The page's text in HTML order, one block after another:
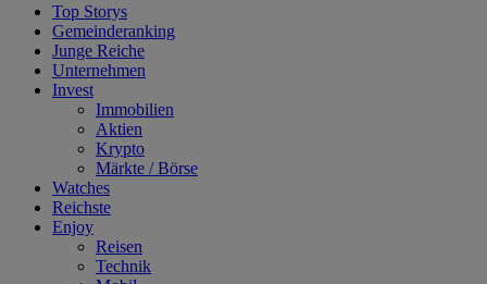
Top Storys
Gemeinderanking
Junge Reiche
Unternehmen
Invest
Immobilien
Aktien
Krypto
Märkte / Börse
Watches
Reichste
Enjoy
Reisen
Technik